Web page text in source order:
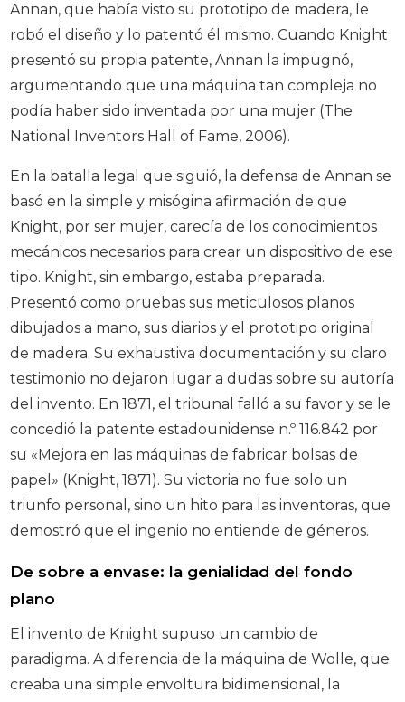
Annan, que había visto su prototipo de madera, le
robó el diseño y lo patentó él mismo. Cuando Knight
presentó su propia patente, Annan la impugnó,
argumentando que una máquina tan compleja no
podía haber sido inventada por una mujer (The
National Inventors Hall of Fame, 2006).
En la batalla legal que siguió, la defensa de Annan se
basó en la simple y misógina afirmación de que
Knight, por ser mujer, carecía de los conocimientos
mecánicos necesarios para crear un dispositivo de ese
tipo. Knight, sin embargo, estaba preparada.
Presentó como pruebas sus meticulosos planos
dibujados a mano, sus diarios y el prototipo original
de madera. Su exhaustiva documentación y su claro
testimonio no dejaron lugar a dudas sobre su autoría
del invento. En 1871, el tribunal falló a su favor y se le
concedió la patente estadounidense n.º 116.842 por
su «Mejora en las máquinas de fabricar bolsas de
papel» (Knight, 1871). Su victoria no fue solo un
triunfo personal, sino un hito para las inventoras, que
demostró que el ingenio no entiende de géneros.
De sobre a envase: la genialidad del fondo
plano
El invento de Knight supuso un cambio de
paradigma. A diferencia de la máquina de Wolle, que
creaba una simple envoltura bidimensional, la